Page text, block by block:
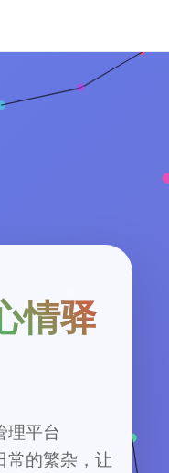
情驿
理平台
常的繁杂，让